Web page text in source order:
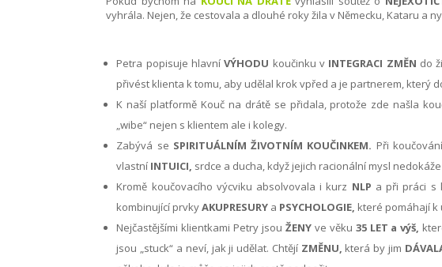
vyhrála. Nejen, že cestovala a dlouhé roky žila v Německu, Kataru a
Petra popisuje hlavníVÝHODU koučinku v INTEGRACI ZMĚN do
přivést klienta k tomu, aby udělal krok vpřed a je partnerem, který
K naší platformě Kouč na drátě se přidala, protože zde našla
„wibe“ nejen s klientem ale i kolegy.
Zabývá se SPIRITUÁLNÍM ŽIVOTNÍM KOUČINKEM. Při
vlastní INTUICI, srdce a ducha, když jejich racionální mysl
Kromě koučovacího výcviku absolvovala i kurz NLP a při práci s
kombinující prvkyAKUPRESURY a PSYCHOLOGIE, které pomáhají k
Nejčastějšími klientkami Petry jsou ŽENYve věku 35 LET a výš,
jsou „stuck“ a neví, jak ji udělat. Chtějí ZMĚNU, která by jim